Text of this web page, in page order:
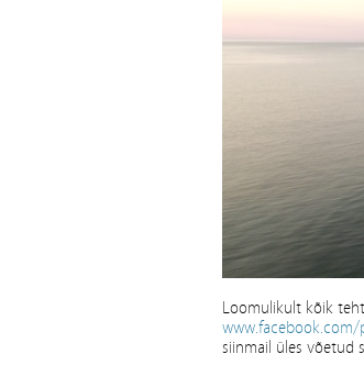
Loomulikult kõik
www.facebook.com/
siinmail üles võetud